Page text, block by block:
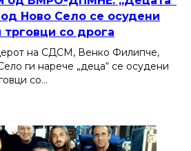
Ново Село се осудени
со дрога
на СДСМ, Венко Филипче,
ги нарече „деца“ се осудени
со…